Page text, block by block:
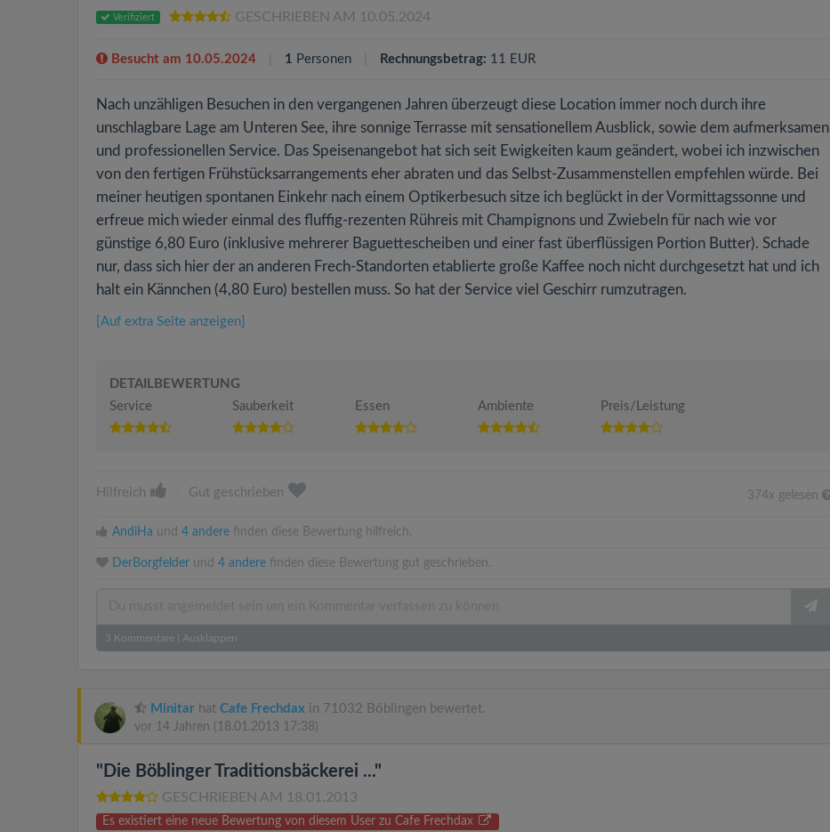
Verifiziert GESCHRIEBEN AM 10.05.2024
Besucht am 10.05.2024 1 Personen Rechnungsbetrag: 11 EUR
Nach unzähligen Besuchen in den vergangenen Jahren überzeugt diese Location immer noch durch ihre
unschlagbare Lage am Unteren See, ihre sonnige Terrasse mit sensationellem Ausblick, sowie dem aufmerksamen
und professionellen Service. Das Speisenangebot hat sich seit Ewigkeiten kaum geändert, wobei ich inzwischen
von den fertigen Frühstücksarrangements eher abraten und das Selbst-Zusammenstellen empfehlen würde. Bei
meiner heutigen spontanen Einkehr nach einem Optikerbesuch sitze ich beglückt in der Vormittagssonne und
erfreue mich wieder einmal des fluffig-rezenten Rühreis mit Champignons und Zwiebeln für nach wie vor
günstige 6,80 Euro (inklusive mehrerer Baguettescheiben und einer fast überflüssigen Portion Butter). Schade
nur, dass sich hier der an anderen Frech-Standorten etablierte große Kaffee noch nicht durchgesetzt hat und ich
halt ein Kännchen (4,80 Euro) bestellen muss. So hat der Service viel Geschirr rumzutragen.
[Auf extra Seite anzeigen]
DETAILBEWERTUNG
Service
Sauberkeit Essen Ambiente Preis/Leistung
Hilfreich Gut geschrieben 374x gelesen
AndiHa und 4 andere finden diese Bewertung hilfreich.
DerBorgfelder und 4 andere finden diese Bewertung gut geschrieben.
3 Kommentare Ausklappen
Minitar hat Cafe Frechdax in 71032 Böblingen bewertet.
vor 14 Jahren (18.01.2013 17:38)
"Die Böblinger Traditionsbäckerei ..."
GESCHRIEBEN AM 18.01.2013
Es existiert eine neue Bewertung von diesem User zu Cafe Frechdax